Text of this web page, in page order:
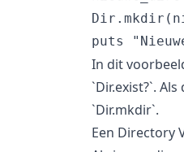
In dit
`Dir.exist?`.
`Dir.mkdir`.
Een Directory